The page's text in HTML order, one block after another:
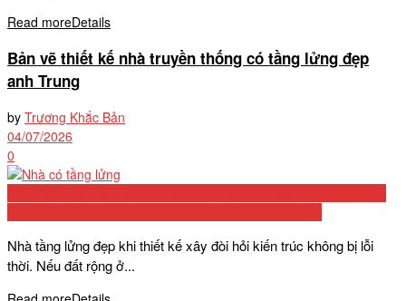
Read moreDetails
Bản vẽ thiết kế nhà truyền thống có tầng lửng đẹp
anh Trung
by Trương Khắc Bản
04/07/2026
0
Nhà tầng lửng đẹp khi thiết kế xây đòi hỏi kiến trúc không bị lỗi
thời. Nếu đất rộng ở...